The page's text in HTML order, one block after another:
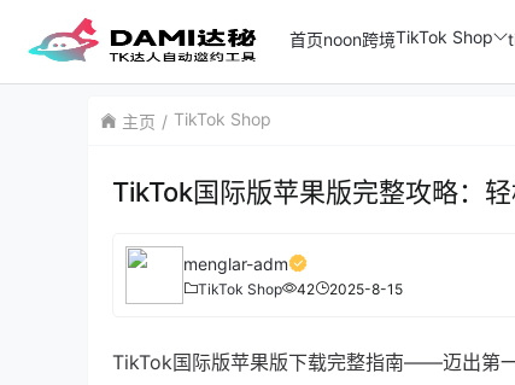
首页noon跨境TikTok Shop
主页 TikTok Shop
TikTok国际版苹果版完整攻略：
menglar-adm
TikTok Shop 42 2025-8-15
TikTok国际版苹果版下载完整指南——迈出第